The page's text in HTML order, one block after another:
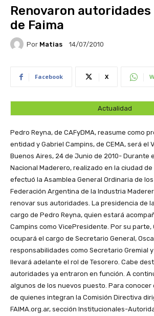
Renovaron
de Faima
Por Matias 14/07/2010
Facebook X
Actualidad
Pedro Reyna, de CAFyDMA, reasume como
entidad y Gabriel Campins, de CEMA, será el
Buenos Aires, 24 de Junio de 2010- Durante
Nacional Maderero, realizado en la ciudad de
efectuó la Asamblea General Ordinaria de
Federación Argentina de la Industria
renovar sus autoridades. La presidencia de
cargo de Pedro Reyna, quien estará
Campins como VicePresidente. Por su parte,
ocupará el cargo de Secretario General,
responsabilidades como Secretario Gremial
llevará adelante el rol de Tesorero. Cabe
autoridades ya entraron en función. A
algunos de los nuevos puesto. Para conocer
de quienes integran la Comisión Directiva
FAIMA.org.ar, sección Institucionales-